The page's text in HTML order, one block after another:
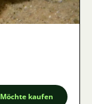
Möchte kaufen